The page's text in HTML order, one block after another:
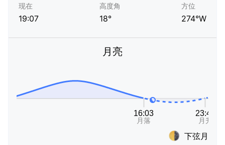
现在
19:07
高度角
18°
方位
274°W
月亮
下弦月